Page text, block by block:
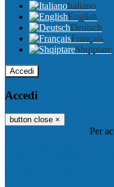
Italiano
English
Deutsch
Français
Shqiptare
Accedi
Accedi
button close ×
Per